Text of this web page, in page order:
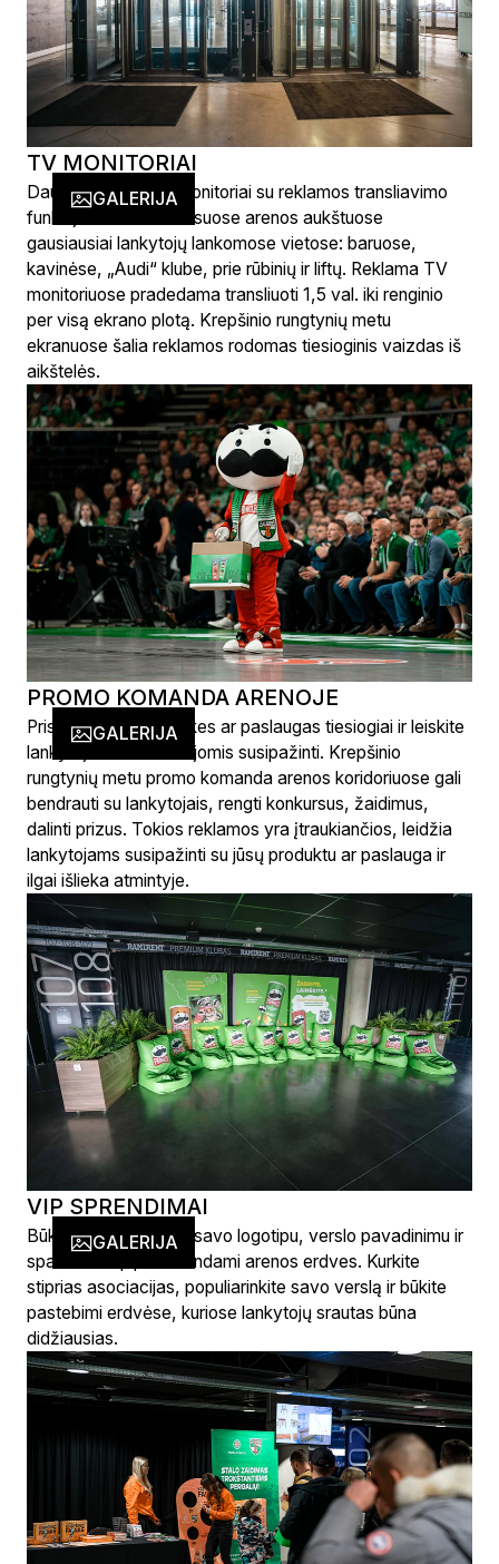
GALERIJA
TV MONITORIAI
Daugiau nei 70 TV monitoriai su reklamos transliavimo
funkcija sumontuoti visuose arenos aukštuose
gausiausiai lankytojų lankomose vietose: baruose,
kavinėse, „Audi“ klube, prie rūbinių ir liftų. Reklama TV
monitoriuose pradedama transliuoti 1,5 val. iki renginio
per visą ekrano plotą. Krepšinio rungtynių metu
ekranuose šalia reklamos rodomas tiesioginis vaizdas iš
aikštelės.
GALERIJA
PROMO KOMANDA ARENOJE
Pristatykite savo prekes ar paslaugas tiesiogiai ir leiskite
lankytojams iškart su jomis susipažinti. Krepšinio
rungtynių metu promo komanda arenos koridoriuose gali
bendrauti su lankytojais, rengti konkursus, žaidimus,
dalinti prizus. Tokios reklamos yra įtraukiančios, leidžia
lankytojams susipažinti su jūsų produktu ar paslauga ir
ilgai išlieka atmintyje.
GALERIJA
VIP SPRENDIMAI
Būkite nuolat matomi savo logotipu, verslo pavadinimu ir
spalvomis apipavidalindami arenos erdves. Kurkite
stiprias asociacijas, populiarinkite savo verslą ir būkite
pastebimi erdvėse, kuriose lankytojų srautas būna
didžiausias.